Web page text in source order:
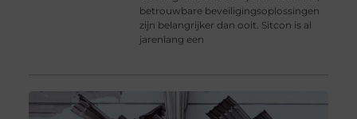
betrouwbare beveiligingsoplossingen
zijn belangrijker dan ooit. Sitcon is al
jarenlang een